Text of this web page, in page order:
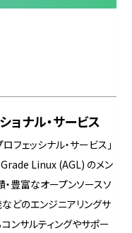
ナル・サービス
ェッシナル・サービス」
Linux (AGL) のメン
豊富なオープンソースソ
どのエンジニアリングサ
ンサルティングやサポー